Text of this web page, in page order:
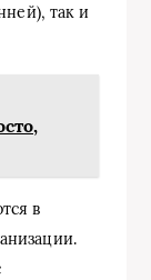
так и
в